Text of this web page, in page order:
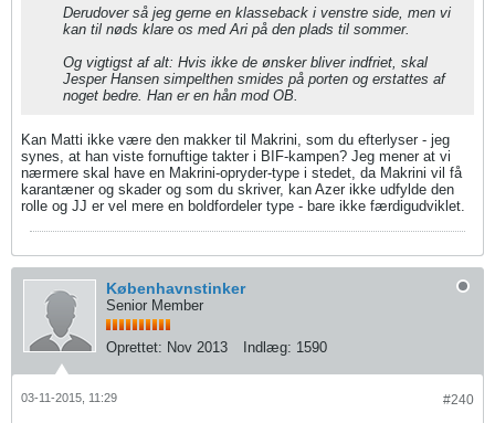
Derudover så jeg gerne en klasseback i venstre side, men vi
kan til nøds klare os med Ari på den plads til sommer.
Og vigtigst af alt: Hvis ikke de ønsker bliver indfriet, skal
Jesper Hansen simpelthen smides på porten og erstattes af
noget bedre. Han er en hån mod OB.
Kan Matti ikke være den makker til Makrini, som du efterlyser - jeg
synes, at han viste fornuftige takter i BIF-kampen? Jeg mener at vi
nærmere skal have en Makrini-opryder-type i stedet, da Makrini vil få
karantæner og skader og som du skriver, kan Azer ikke udfylde den
rolle og JJ er vel mere en boldfordeler type - bare ikke færdigudviklet.
Københavnstinker
Senior Member
Oprettet: Nov 2013 Indlæg: 1590
#240
03-11-2015, 11:29